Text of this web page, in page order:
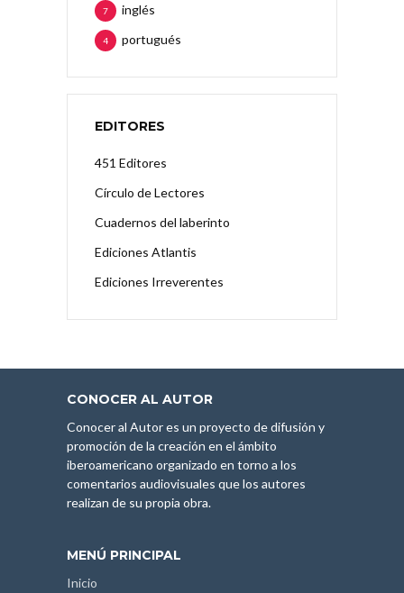
inglés
7
portugués
4
EDITORES
451 Editores
Círculo de Lectores
Cuadernos del laberinto
Ediciones Atlantis
Ediciones Irreverentes
CONOCER AL AUTOR
Conocer al Autor es un proyecto de difusión y
promoción de la creación en el ámbito
iberoamericano organizado en torno a los
comentarios audiovisuales que los autores
realizan de su propia obra.
MENÚ PRINCIPAL
Inicio